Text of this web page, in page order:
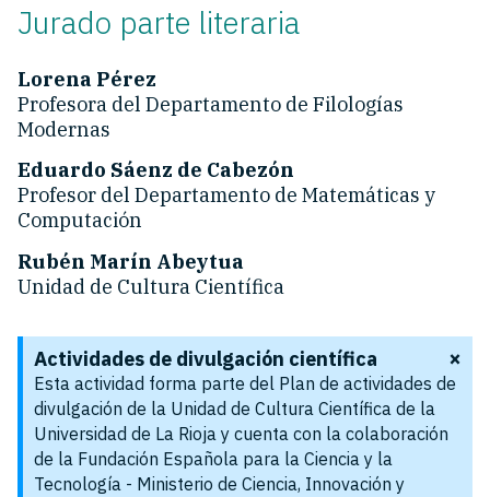
Jurado parte literaria
Lorena Pérez
Profesora del Departamento de Filologías
Modernas
Eduardo Sáenz de Cabezón
Profesor del Departamento de Matemáticas y
Computación
Rubén Marín Abeytua
Unidad de Cultura Científica
Actividades de divulgación científica
Esta actividad forma parte del Plan de actividades de
divulgación de la Unidad de Cultura Científica de la
Universidad de La Rioja y cuenta con la colaboración
de la Fundación Española para la Ciencia y la
Tecnología - Ministerio de Ciencia, Innovación y
×